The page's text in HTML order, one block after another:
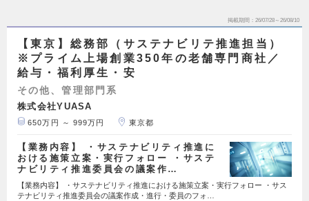
掲載期間 26/07/28～26/08/10
【東京】総務部（サステナビリテ推進担当）
※プライム上場創業350年の老舗専門商社／
給与・福利厚生・安
その他、管理部門系
株式会社YUASA
650万円 ～ 999万円 東京都
【業務内容】 ・サステナビリティ推進に
おける施策立案・実行フォロー ・サステ
ナビリティ推進委員会の議案作…
【業務内容】 ・サステナビリティ推進における施策立案・実行フォロー ・サス
テナビリティ推進委員会の議案作成・進行・委員のフォ…